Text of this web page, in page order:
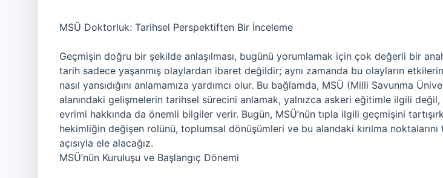
MSÜ Doktorluk: Tarihsel Perspektiften Bir İnceleme
Geçmişin doğru bir şekilde anlaşılması, bugünü yorumlamak için çok değerli bir
tarih sadece yaşanmış olaylardan ibaret değildir; aynı zamanda bu olayların
nasıl yansıdığını anlamamıza yardımcı olur. Bu bağlamda, MSÜ (Milli Savunma
alanındaki gelişmelerin tarihsel sürecini anlamak, yalnızca askeri eğitimle ilgili değil,
evrimi hakkında da önemli bilgiler verir. Bugün, MSÜ’nün tıpla ilgili geçmişini
hekimliğin değişen rolünü, toplumsal dönüşümleri ve bu alandaki kırılma noktalarını
açısıyla ele alacağız.
MSÜ’nün Kuruluşu ve Başlangıç Dönemi